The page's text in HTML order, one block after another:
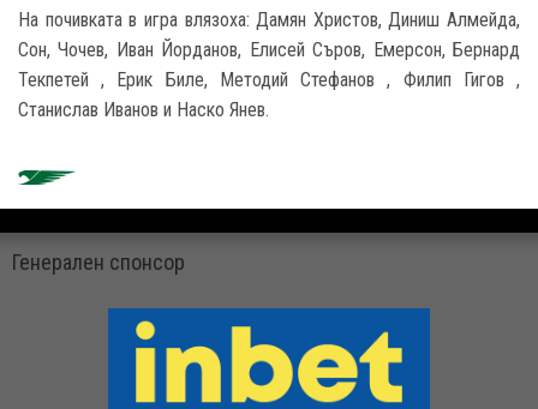
На почивката в игра влязоха: Дамян Христов, Диниш Алмейда,
Сон, Чочев, Иван Йорданов, Елисей Съров, Емерсон, Бернард
Текпетей , Ерик Биле, Методий Стефанов , Филип Гигов ,
Станислав Иванов и Наско Янев.
Генерален спонсор